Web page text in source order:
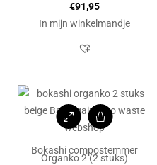
€91,95
In mijn winkelmandje
Bokashi compostemmer
Organko 2 (2 stuks)